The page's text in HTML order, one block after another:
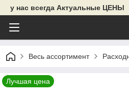
у нас всегда Актуальные ЦЕНЫ
Весь ассортимент
Лучшая цена